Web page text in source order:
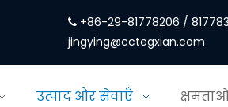
 +86-29-81778206 /
jingying@cctegxian.com
उत्पाद और सेवाएँ